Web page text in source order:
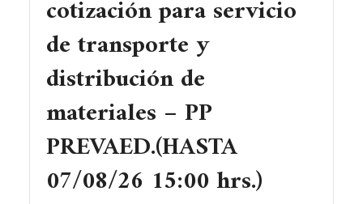
cotización para servicio
de transporte y
distribución de
materiales – PP
PREVAED.(HASTA
07/08/26 15:00 hrs.)